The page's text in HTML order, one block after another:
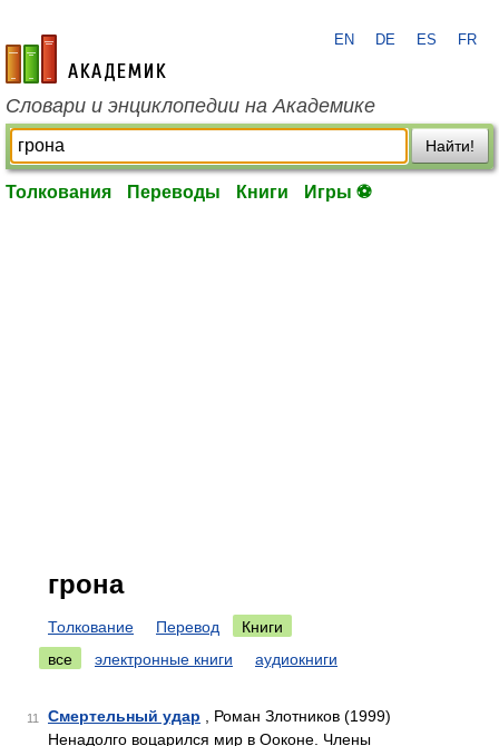
academic.ru
EN DE ES FR
Словари и энциклопедии на Академике
Найти!
Толкования Переводы Книги Игры ⚽
грона
Толкование Перевод
Книги
все
электронные книги аудиокниги
11 Смертельный удар , Роман Злотников (1999)
Ненадолго воцарился мир в Ооконе. Члены